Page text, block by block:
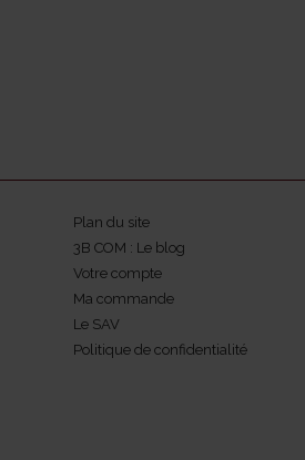
Plan du site
3B COM : Le blog
Votre compte
Ma commande
Le SAV
Politique de confidentialité